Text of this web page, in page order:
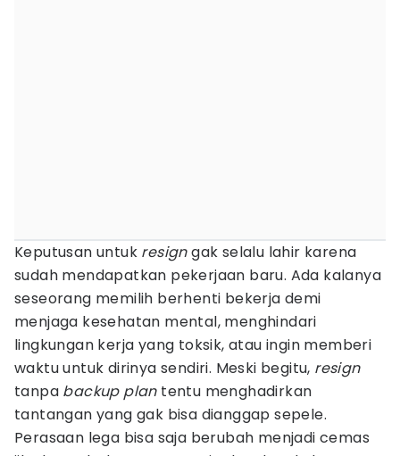
Keputusan untuk resigngak selalu lahir karena
sudah mendapatkan pekerjaan baru. Ada kalanya
seseorang memilih berhenti bekerja demi
menjaga kesehatan mental, menghindari
lingkungan kerja yang toksik, atau ingin memberi
waktu untuk dirinya sendiri. Meski begitu, resign
tanpa backup plan tentu menghadirkan
tantangan yang gak bisa dianggap sepele.
Perasaan lega bisa saja berubah menjadi cemas